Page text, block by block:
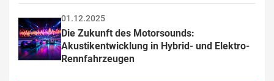
01.12.2025
Die Zukunft des Motorsounds:
Akustikentwicklung in Hybrid- und Elektro-
Rennfahrzeugen